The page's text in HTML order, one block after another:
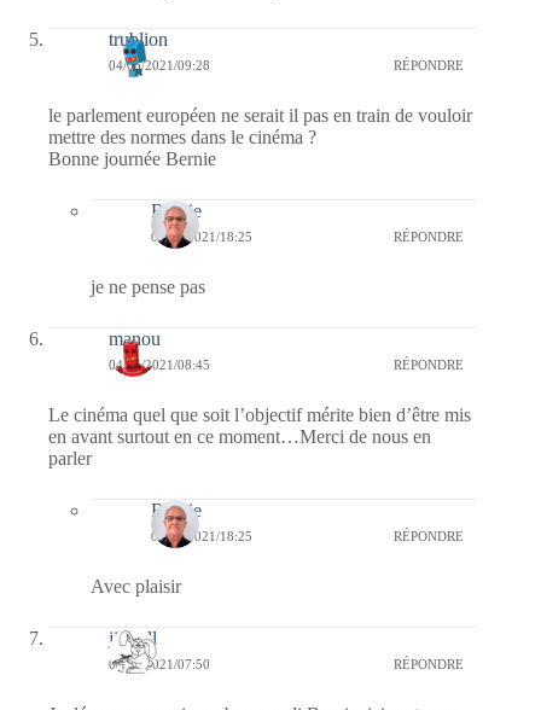
trublion
04/05/2021/09:28 RÉPONDRE
le parlement européen ne serait il pas en train de vouloir
mettre des normes dans le cinéma ?
Bonne journée Bernie
Bernie
04/05/2021/18:25 RÉPONDRE
je ne pense pas
manou
04/05/2021/08:45 RÉPONDRE
Le cinéma quel que soit l’objectif mérite bien d’être mis
en avant surtout en ce moment…Merci de nous en
parler
Bernie
04/05/2021/18:25 RÉPONDRE
Avec plaisir
jill bill
04/05/2021/07:50 RÉPONDRE